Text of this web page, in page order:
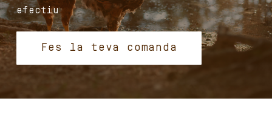
efectiu
Fes la teva comanda